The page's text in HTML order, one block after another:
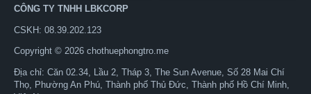
CÔNG TY TNHH LBKCORP
CSKH: 08.39.202.123
Copyright © 2026 chothuephongtro.me
Địa chỉ: Căn 02.34, Lầu 2, Tháp 3, The Sun Avenue, Số 28 Mai Chí
Thọ, Phường An Phú, Thành phố Thủ Đức, Thành phố Hồ Chí Minh,